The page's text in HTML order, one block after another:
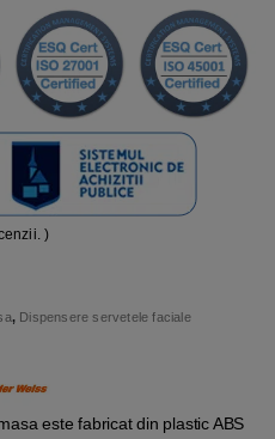
)
, Dispensere servetele faciale
este fabricat din plastic ABS